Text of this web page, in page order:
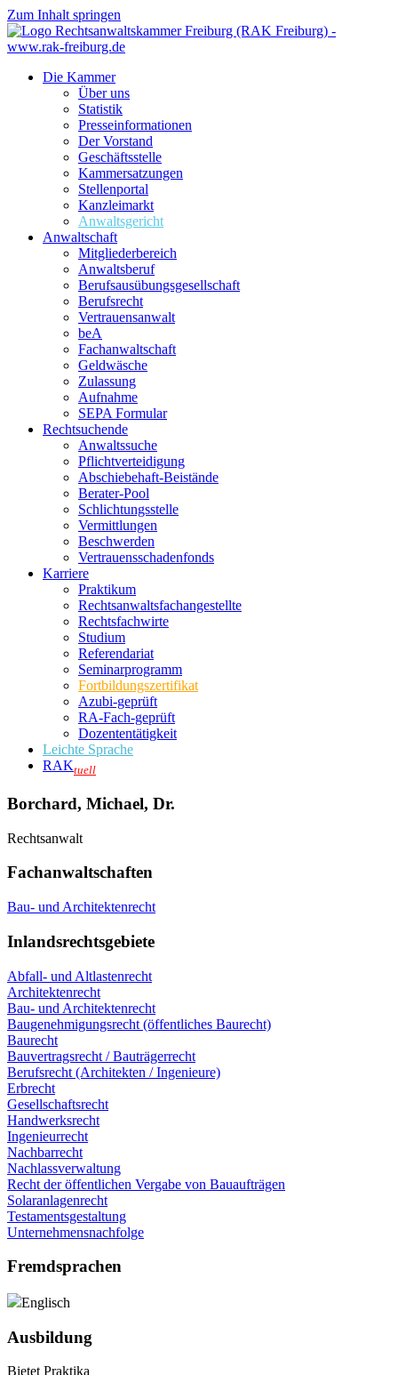
Zum Inhalt springen
Die Kammer
Über uns
Statistik
Presseinformationen
Der Vorstand
Geschäftsstelle
Kammersatzungen
Stellenportal
Kanzleimarkt
Anwaltsgericht
Anwaltschaft
Mitgliederbereich
Anwaltsberuf
Berufsausübungs­gesellschaft
Berufsrecht
Vertrauensanwalt
beA
Fachanwaltschaft
Geldwäsche
Zulassung
Aufnahme
SEPA Formular
Rechtsuchende
Anwaltssuche
Pflichtverteidigung
Abschiebehaft-Beistände
Berater-Pool
Schlichtungsstelle
Vermittlungen
Beschwerden
Vertrauensschadenfonds
Karriere
Praktikum
Rechtsanwalts­fachangestellte
Rechtsfachwirte
Studium
Referendariat
Seminarprogramm
Fortbildungszertifikat
Azubi-geprüft
RA-Fach-geprüft
Dozententätigkeit
Leichte Sprache
RAKtuell
Borchard, Michael, Dr.
Rechtsanwalt
Fachanwaltschaften
Bau- und Architektenrecht
Inlandsrechtsgebiete
Abfall- und Altlastenrecht
Architektenrecht
Bau- und Architektenrecht
Baugenehmigungsrecht (öffentliches Baurecht)
Baurecht
Bauvertragsrecht / Bauträgerrecht
Berufsrecht (Architekten / Ingenieure)
Erbrecht
Gesellschaftsrecht
Handwerksrecht
Ingenieurrecht
Nachbarrecht
Nachlassverwaltung
Recht der öffentlichen Vergabe von Bauaufträgen
Solaranlagenrecht
Testamentsgestaltung
Unternehmensnachfolge
Fremdsprachen
Englisch
Ausbildung
Bietet Praktika